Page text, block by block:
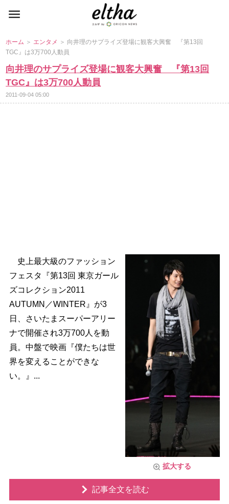
ホーム ＞ エンタメ ＞ 向井理のサプライズ登場に観客大興奮 『第13回
TGC』は3万700人動員
向井理のサプライズ登場に観客大興奮 『第13回
TGC』は3万700人動員
2011-09-04 05:00
拡大する
史上最大級のファッション
フェスタ『第13回 東京ガール
ズコレクション2011
AUTUMN／WINTER』が3
日、さいたまスーパーアリー
ナで開催され3万700人を動
員。中盤で映画『僕たちは世
界を変えることができな
い。』...
記事全文を読む